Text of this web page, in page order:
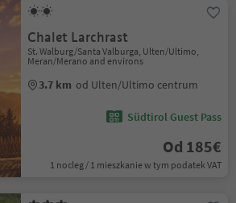
Chalet Larchrast
St. Walburg/Santa Valburga, Ulten/Ultimo,
Meran/Merano and environs
3.7 km od Ulten/Ultimo centrum
Südtirol Guest Pass
Od 185€
1 nocleg / 1 mieszkanie w tym podatek VAT